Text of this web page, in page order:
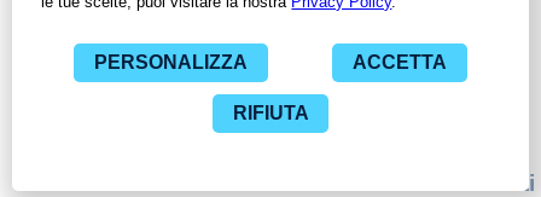
commerciale con le Pubbliche Amministrazioni con largo
giorni di prova gratuiti per avere l'opportunità di conoscere e
consultare tutti i dati inerenti ai contratti stipulati da una
specifica PA, compresi gli affidamenti diretti.
Monitora alcuni